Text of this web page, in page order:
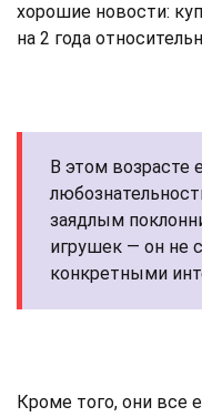
хорошие новости:
на 2 года
В этом возрасте
заядлым
игрушек — он не
конкретными
Кроме того, они все